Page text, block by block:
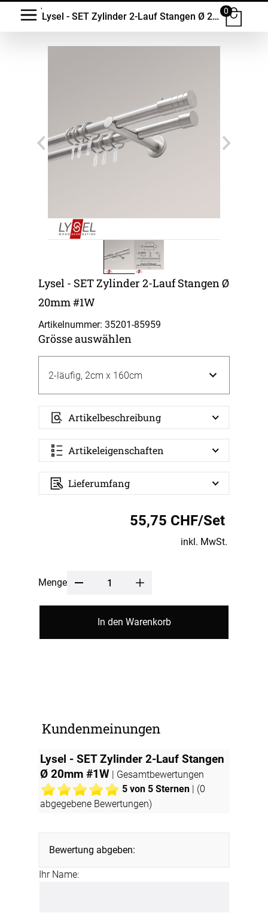
Lysel - SET Zylinder 2-Lauf Stangen Ø 20mm #1W
0
Lysel - SET Zylinder 2-Lauf Stangen Ø
20mm #1W
Artikelnummer: 35201-85959
Grösse auswählen
Artikelbeschreibung
Artikeleigenschaften
Lieferumfang
55,75 CHF/Set
inkl. MwSt.
Menge
In den Warenkorb
Kundenmeinungen
Lysel - SET Zylinder 2-Lauf Stangen
Ø 20mm #1W | Gesamtbewertungen
5 von 5 Sternen | (0
abgegebene Bewertungen)
Bewertung abgeben:
Ihr Name: